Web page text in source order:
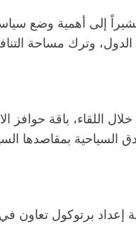
إلى أهمية وضع
الدول، وترك مساحة
باقة حوافز
بمقاصدها
إعداد برتوكول تعاون